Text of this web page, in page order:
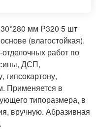
мм Р320 5 шт
(влагостойкая).
работ по
ДСП,
гипсокартону,
Применяется в
типоразмера, в
вручную. Абразивная